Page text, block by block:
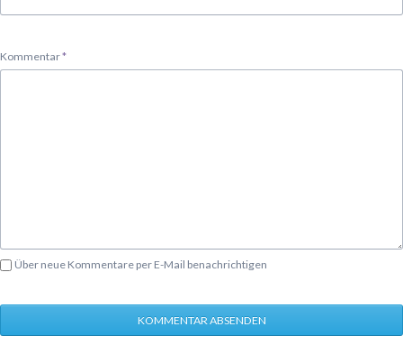
Pflichtfeld
Kommentar*
Über neue Kommentare per E-Mail benachrichtigen
KOMMENTAR ABSENDEN